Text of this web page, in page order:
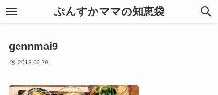
ぷんすかママの知恵袋
gennmai9
2018.06.29